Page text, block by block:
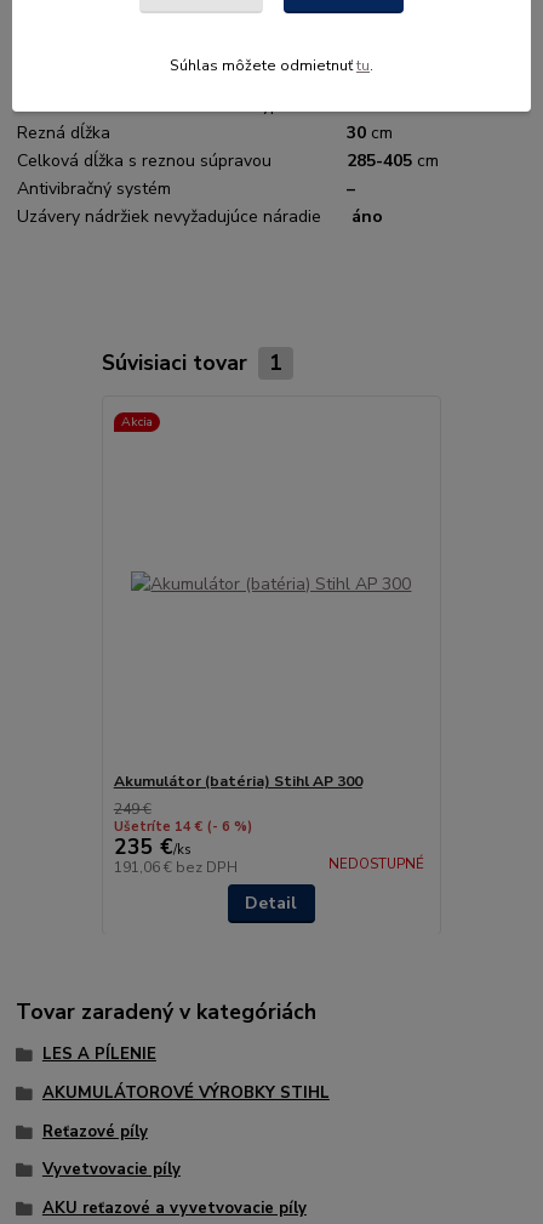
Hladina akustického tlaku – LpA (dB(A))
84
Hladina vibrácií ľavá/pravá rukoväť
4,3/5,1
Rezná dĺžka
30 cm
Celková dĺžka s reznou súpravou
285-405 cm
Antivibračný systém
–
Uzávery nádržiek nevyžadujúce náradie
áno
Súvisiaci tovar 1
Akcia
Akumulátor (batéria) Stihl AP 300
249 €
Ušetríte 14 € (- 6 %)
235 €/ks
191,06 € bez DPH NEDOSTUPNÉ
Detail
Tovar zaradený v kategóriách
LES A PÍLENIE
AKUMULÁTOROVÉ VÝROBKY STIHL
Reťazové píly
Vyvetvovacie píly
AKU reťazové a vyvetvovacie píly
Súhlas môžete odmietnuťtu.